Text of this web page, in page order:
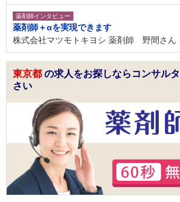
薬剤師インタビュー
薬剤師＋αを実現できます
株式会社マツモトキヨシ 薬剤師 野間さん
東京都 の求人をお探しならコンサル
さい